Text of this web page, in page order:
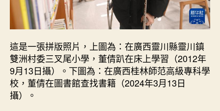
國
網〉
這是一張拼版照片，上圖為：在廣西靈川縣靈川鎮
雙洲村委三叉尾小學，董倩趴在床上學習（2012年
9月13日攝）。下圖為：在廣西桂林師范高級專科學
校，董倩在圖書館查找書籍（2024年3月13日
攝）。